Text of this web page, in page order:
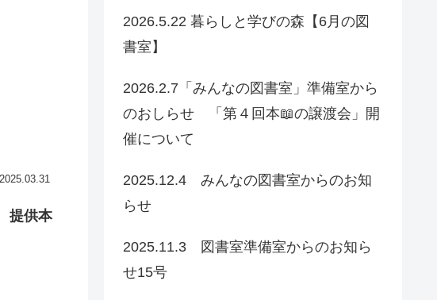
2025.03.31
提供本
2026.5.22 暮らしと学びの森【6月の図
書室】
2026.2.7「みんなの図書室」準備室から
のおしらせ 「第４回本📖の譲渡会」開
催について
2025.12.4 みんなの図書室からのお知
らせ
2025.11.3 図書室準備室からのお知ら
せ15号